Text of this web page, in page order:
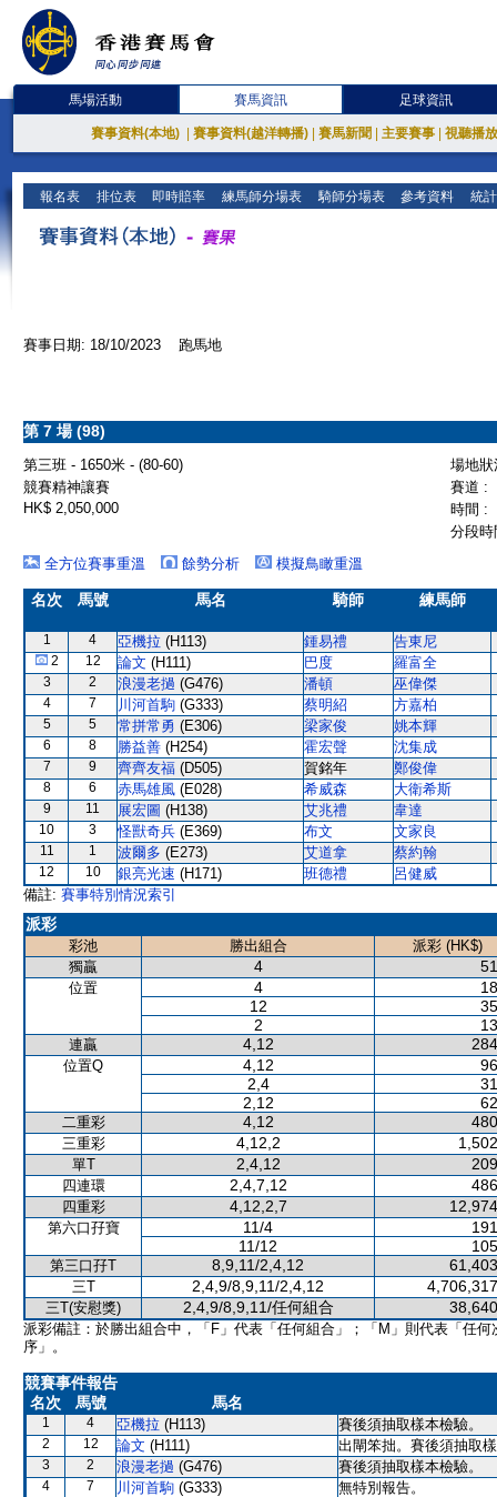
馬場活動 賽馬資訊 足球資訊
賽事資料(本地) 賽事資料(越洋轉播) 賽馬新聞 主要賽事 視聽播
報名表 排位表 即時賠率 練馬師分場表 騎師分場表 參考資料 統
賽事日期: 18/10/2023 跑馬地
第 7 場 (98)
第三班 - 1650米 - (80-60)
場地
競賽精神讓賽
賽道 :
HK$ 2,050,000
時間 :
分段
全方位賽事重溫
餘勢分析 模擬鳥瞰重溫
名次 馬號 馬名 騎師 練馬師
1 4 亞機拉 (H113) 鍾易禮 告東尼
2 12 論文 (H111) 巴度 羅富全
3 2 浪漫老撾 (G476) 潘頓 巫偉傑
4 7 川河首駒 (G333) 蔡明紹 方嘉柏
5 5 常拼常勇 (E306) 梁家俊 姚本輝
6 8 勝益善 (H254) 霍宏聲 沈集成
7 9 齊齊友福 (D505) 賀銘年 鄭俊偉
8 6 赤馬雄風 (E028) 希威森 大衛希斯
9 11 展宏圖 (H138) 艾兆禮 韋達
10 3 怪獸奇兵 (E369) 布文 文家良
11 1 波爾多 (E273) 艾道拿 蔡約翰
12 10 銀亮光速 (H171) 班德禮
呂健威
備註: 賽事特別情況索引
派彩
彩池 勝出組合
派彩 (HK$)
獨贏
4
位置 4
12
2
連贏 4,12
位置Q 4,12
2,4
2,12
二重彩 4,12
三重彩 4,12,2
單T 2,4,12
四連環 2,4,7,12
四重彩 4,12,2,7
第六口孖寶 11/4
11/12
第三口孖T 8,9,11/2,4,12
三T 2,4,9/8,9,11/2,4,12
三T(安慰獎) 2,4,9/8,9,11/任何組合
派彩備註：於勝出組合中，「F」代表「任何組合」；「M」則代表「任何
序」。
競賽事件報告
名次
馬號 馬名
1 4 亞機拉 (H113) 賽後須抽取樣本檢驗。
2 12 論文 (H111) 出閘笨拙。賽後須抽取
3 2 浪漫老撾 (G476) 賽後須抽取樣本檢驗。
4 7 川河首駒 (G333) 無特別報告。